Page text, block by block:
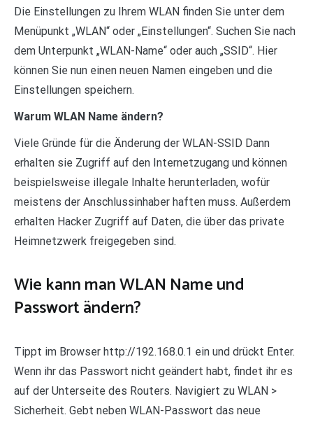
Die Einstellungen zu Ihrem WLAN finden Sie unter dem
Menüpunkt „WLAN“ oder „Einstellungen“. Suchen Sie nach
dem Unterpunkt „WLAN-Name“ oder auch „SSID“. Hier
können Sie nun einen neuen Namen eingeben und die
Einstellungen speichern.
Warum WLAN Name ändern?
Viele Gründe für die Änderung der WLAN-SSID Dann
erhalten sie Zugriff auf den Internetzugang und können
beispielsweise illegale Inhalte herunterladen, wofür
meistens der Anschlussinhaber haften muss. Außerdem
erhalten Hacker Zugriff auf Daten, die über das private
Heimnetzwerk freigegeben sind.
Wie kann man WLAN Name und
Passwort ändern?
Tippt im Browser http://192.168.0.1 ein und drückt Enter.
Wenn ihr das Passwort nicht geändert habt, findet ihr es
auf der Unterseite des Routers. Navigiert zu WLAN >
Sicherheit. Gebt neben WLAN-Passwort das neue